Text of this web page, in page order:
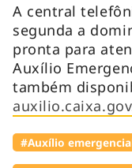
A central
segunda a
pronta para
Auxílio
também
#Auxílio